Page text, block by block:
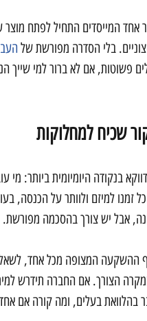
המייסדים התחיל לפתח
בלי הסדרה מפורשת של
פשוטות, אם לא ברור למי שייך
שכיח למחלוקות
בנקודה היומיומית ביותר:
זמנו למיזם ולוותר על הכנסה,
אבל יש צורך בהסכמה מפורשת.
ההשקעה המצופה מכל אחד,
הצורך. אם החברה תידרש
בעלים, ומה קורה אם אחד